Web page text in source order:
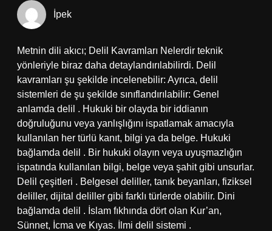
İpek
Metnin dili akıcı; Delil Kavramları Nelerdir teknik
yönleriyle biraz daha detaylandırılabilirdi. Delil
kavramları şu şekilde incelenebilir: Ayrıca, delil
sistemleri de şu şekilde sınıflandırılabilir: Genel
anlamda delil . Hukuki bir olayda bir iddianın
doğruluğunu veya yanlışlığını ispatlamak amacıyla
kullanılan her türlü kanıt, bilgi ya da belge. Hukuki
bağlamda delil . Bir hukuki olayın veya uyuşmazlığın
ispatında kullanılan bilgi, belge veya şahit gibi unsurlar.
Delil çeşitleri . Belgesel deliller, tanık beyanları, fiziksel
deliller, dijital deliller gibi farklı türlerde olabilir. Dini
bağlamda delil . İslam fıkhında dört olan Kur’an,
Sünnet, İcma ve Kıyas. İlmi delil sistemi .